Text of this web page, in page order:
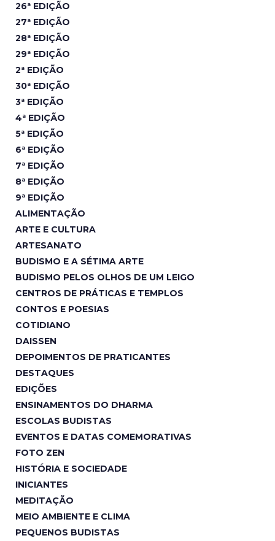
26ª EDIÇÃO
27ª EDIÇÃO
28ª EDIÇÃO
29ª EDIÇÃO
2ª EDIÇÃO
30ª EDIÇÃO
3ª EDIÇÃO
4ª EDIÇÃO
5ª EDIÇÃO
6ª EDIÇÃO
7ª EDIÇÃO
8ª EDIÇÃO
9ª EDIÇÃO
ALIMENTAÇÃO
ARTE E CULTURA
ARTESANATO
BUDISMO E A SÉTIMA ARTE
BUDISMO PELOS OLHOS DE UM LEIGO
CENTROS DE PRÁTICAS E TEMPLOS
CONTOS E POESIAS
COTIDIANO
DAISSEN
DEPOIMENTOS DE PRATICANTES
DESTAQUES
EDIÇÕES
ENSINAMENTOS DO DHARMA
ESCOLAS BUDISTAS
EVENTOS E DATAS COMEMORATIVAS
FOTO ZEN
HISTÓRIA E SOCIEDADE
INICIANTES
MEDITAÇÃO
MEIO AMBIENTE E CLIMA
PEQUENOS BUDISTAS